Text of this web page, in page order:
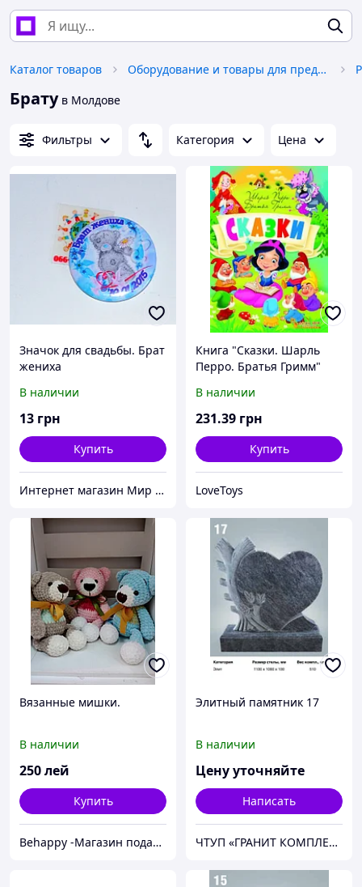
Каталог товаров Оборудование и товары для предоставления услуг
Братув Молдове
Фильтры Категория Цена
Значок для свадьбы. Брат
жениха
В наличии
13 грн
Купить
Интернет магазин Мир стендов. Товары из Украины
Книга "Сказки. Шарль
Перро. Братья Гримм"
В наличии
231.39 грн
Купить
LoveToys
Вязанные мишки.
В наличии
250лей
Купить
Behappy -Магазин подарков ручной работы
Элитный памятник 17
В наличии
Цену уточняйте
Написать
ЧТУП «ГРАНИТ КОМПЛЕКТ»